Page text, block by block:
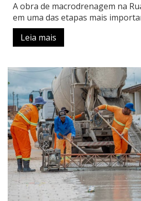
A obra de macrodrenagem na
em uma das etapas mais
Leia mais